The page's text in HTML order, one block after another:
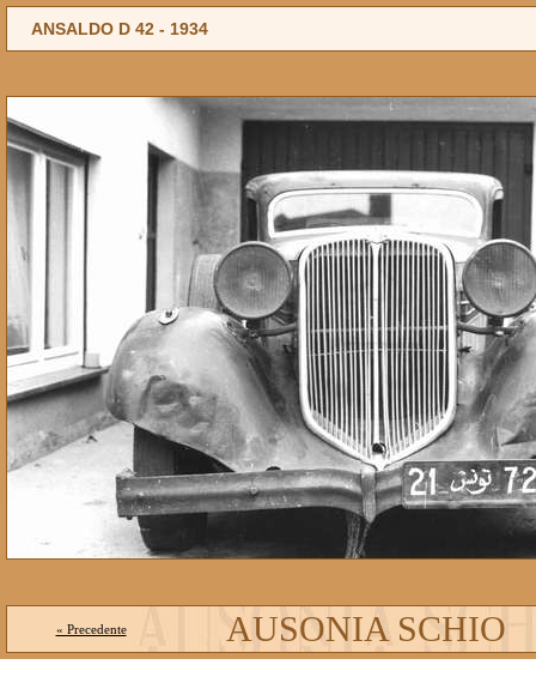
ANSALDO D 42 - 1934
« Precedente AUSONIA SCHIO